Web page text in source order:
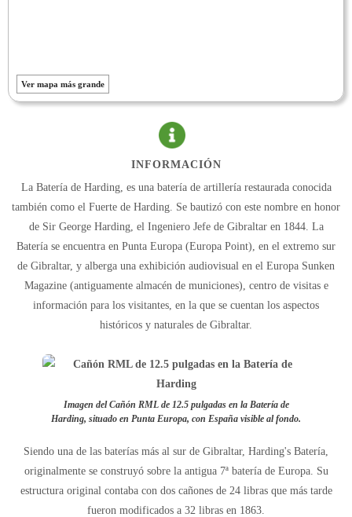
Ver mapa más grande
INFORMACIÓN
La Batería de Harding, es una batería de artillería restaurada conocida
también como el Fuerte de Harding. Se bautizó con este nombre en honor
de Sir George Harding, el Ingeniero Jefe de Gibraltar en 1844. La
Batería se encuentra en Punta Europa (Europa Point), en el extremo sur
de Gibraltar, y alberga una exhibición audiovisual en el Europa Sunken
Magazine (antiguamente almacén de municiones), centro de visitas e
información para los visitantes, en la que se cuentan los aspectos
históricos y naturales de Gibraltar.
Imagen del Cañón RML de 12.5 pulgadas en la Batería de
Harding, situado en Punta Europa, con España visible al fondo.
Siendo una de las baterías más al sur de Gibraltar, Harding's Batería,
originalmente se construyó sobre la antigua 7ª batería de Europa. Su
estructura original contaba con dos cañones de 24 libras que más tarde
fueron modificados a 32 libras en 1863.